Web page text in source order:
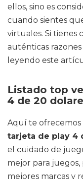
ellos, sino es
cuando sientes
virtuales. Si tienes
auténticas
leyendo este
Listado top
4 de 20
Aquí te
tarjeta de play 4
el cuidado de
mejor para
mejores marcas y